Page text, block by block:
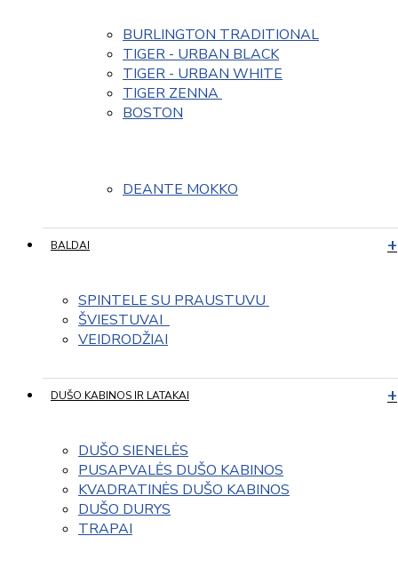
BURLINGTON TRADITIONAL
TIGER - URBAN BLACK
TIGER - URBAN WHITE
TIGER ZENNA
BOSTON
DEANTE MOKKO
BALDAI
SPINTELE SU PRAUSTUVU
ŠVIESTUVAI
VEIDRODŽIAI
DUŠO KABINOS IR LATAKAI
DUŠO SIENELĖS
PUSAPVALĖS DUŠO KABINOS
KVADRATINĖS DUŠO KABINOS
DUŠO DURYS
TRAPAI